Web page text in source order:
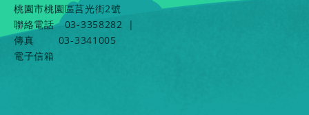
桃園市桃園區莒光街2號
聯絡電話
03-3358282
|
傳真
03-3341005
電子信箱